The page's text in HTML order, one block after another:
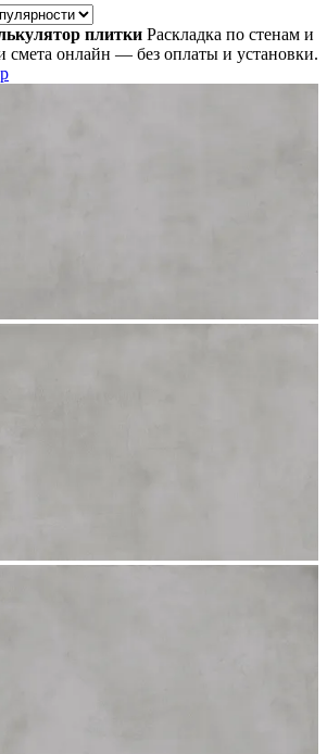
плитки Раскладка по стенам и
смета онлайн — без оплаты и установки.